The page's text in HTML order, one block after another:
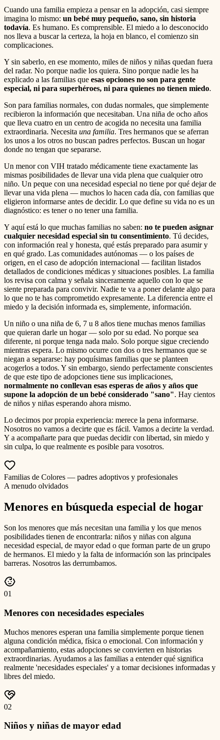
Cuando una familia empieza a pensar en la adopción, casi siempre
imagina lo mismo: un bebé muy pequeño, sano, sin historia
todavía. Es humano. Es comprensible. El miedo a lo desconocido
nos lleva a buscar la certeza, la hoja en blanco, el comienzo sin
complicaciones.
Y sin saberlo, en ese momento, miles de niños y niñas quedan fuera
del radar. No porque nadie los quiera. Sino porque nadie les ha
explicado a las familias que esas opciones no son para gente
especial, ni para superhéroes, ni para quienes no tienen miedo.
Son para familias normales, con dudas normales, que simplemente
recibieron la información que necesitaban. Una niña de ocho años
que lleva cuatro en un centro de acogida no necesita una familia
extraordinaria. Necesita una familia. Tres hermanos que se aferran
los unos a los otros no buscan padres perfectos. Buscan un hogar
donde no tengan que separarse.
Un menor con VIH tratado médicamente tiene exactamente las
mismas posibilidades de llevar una vida plena que cualquier otro
niño. Un peque con una necesidad especial no tiene por qué dejar de
llevar una vida plena — muchos lo hacen cada día, con familias que
eligieron informarse antes de decidir. Lo que define su vida no es un
diagnóstico: es tener o no tener una familia.
Y aquí está lo que muchas familias no saben: no te pueden asignar
cualquier necesidad especial sin tu consentimiento. Tú decides,
con información real y honesta, qué estás preparado para asumir y
en qué grado. Las comunidades autónomas — o los países de
origen, en el caso de adopción internacional — facilitan listados
detallados de condiciones médicas y situaciones posibles. La familia
los revisa con calma y señala sinceramente aquello con lo que se
siente preparada para convivir. Nadie te va a poner delante algo para
lo que no te has comprometido expresamente. La diferencia entre el
miedo y la decisión informada es, simplemente, información.
Un niño o una niña de 6, 7 u 8 años tiene muchas menos familias
que quieran darle un hogar — solo por su edad. No porque sea
diferente, ni porque tenga nada malo. Solo porque sigue creciendo
mientras espera. Lo mismo ocurre con dos o tres hermanos que se
niegan a separarse: hay poquísimas familias que se planteen
acogerlos a todos. Y sin embargo, siendo perfectamente conscientes
de que este tipo de adopciones tiene sus implicaciones,
normalmente no conllevan esas esperas de años y años que
supone la adopción de un bebé considerado "sano". Hay cientos
de niños y niñas esperando ahora mismo.
Lo decimos por propia experiencia: merece la pena informarse.
Nosotros no vamos a decirte que es fácil. Vamos a decirte la verdad.
Y a acompañarte para que puedas decidir con libertad, sin miedo y
sin culpa, lo que realmente es posible para vosotros.
Familias de Colores — padres adoptivos y profesionales
A menudo olvidados
Menores en búsqueda especial de hogar
Son los menores que más necesitan una familia y los que menos
posibilidades tienen de encontrarla: niños y niñas con alguna
necesidad especial, de mayor edad o que forman parte de un grupo
de hermanos. El miedo y la falta de información son las principales
barreras. Nosotros las derrumbamos.
01
Menores con necesidades especiales
Muchos menores esperan una familia simplemente porque tienen
alguna condición médica, física o emocional. Con información y
acompañamiento, estas adopciones se convierten en historias
extraordinarias. Ayudamos a las familias a entender qué significa
realmente 'necesidades especiales' y a tomar decisiones informadas y
libres del miedo.
02
Niños y niñas de mayor edad